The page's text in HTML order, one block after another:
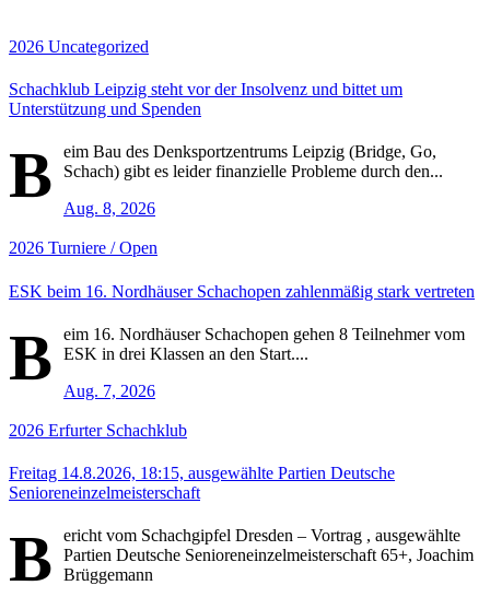
2026 Uncategorized
Schachklub Leipzig steht vor der Insolvenz und bittet um
Unterstützung und Spenden
B
eim Bau des Denksportzentrums Leipzig (Bridge, Go,
Schach) gibt es leider finanzielle Probleme durch den...
Aug. 8, 2026
2026 Turniere / Open
ESK beim 16. Nordhäuser Schachopen zahlenmäßig stark vertreten
B
eim 16. Nordhäuser Schachopen gehen 8 Teilnehmer vom
ESK in drei Klassen an den Start....
Aug. 7, 2026
2026 Erfurter Schachklub
Freitag 14.8.2026, 18:15, ausgewählte Partien Deutsche
Senioreneinzelmeisterschaft
B
ericht vom Schachgipfel Dresden – Vortrag , ausgewählte
Partien Deutsche Senioreneinzelmeisterschaft 65+, Joachim
Brüggemann